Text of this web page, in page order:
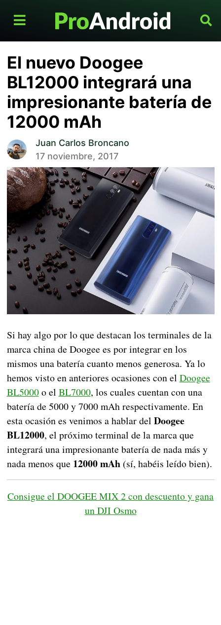
El nuevo Doogee
BL12000 integrará una
impresionante batería de
12000 mAh
Juan Carlos Broncano
17 noviembre, 2017
Si hay algo por lo que destacan los terminales de la
marca china de Doogee es por integrar en los
mismos una batería cuanto menos generosa. Ya lo
hemos visto en anteriores ocasiones con el Doogee
BL5000o el BL7000, los cuales cuentan con una
batería de 5000 y 7000 mAh respectivamente. En
esta ocasión es venimos a hablar del Doogee
BL12000, el próximo terminal de la marca que
integrará una impresionante batería de nada más y
nada menos que 12000 mAh(sí, habéis leído bien).
Consigue el DOOGEE MIX 2 con descuento y gana
un DJI Osmo